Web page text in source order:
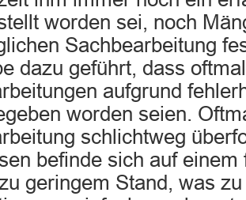
worden sei, noch
Sachbearbeitung
dazu geführt, dass
aufgrund
worden seien.
schlichtweg
befinde sich auf
geringem Stand, was